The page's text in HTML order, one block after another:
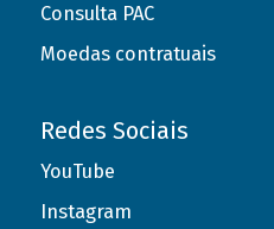
Consulta PAC
Moedas contratuais
Redes Sociais
YouTube
Instagram